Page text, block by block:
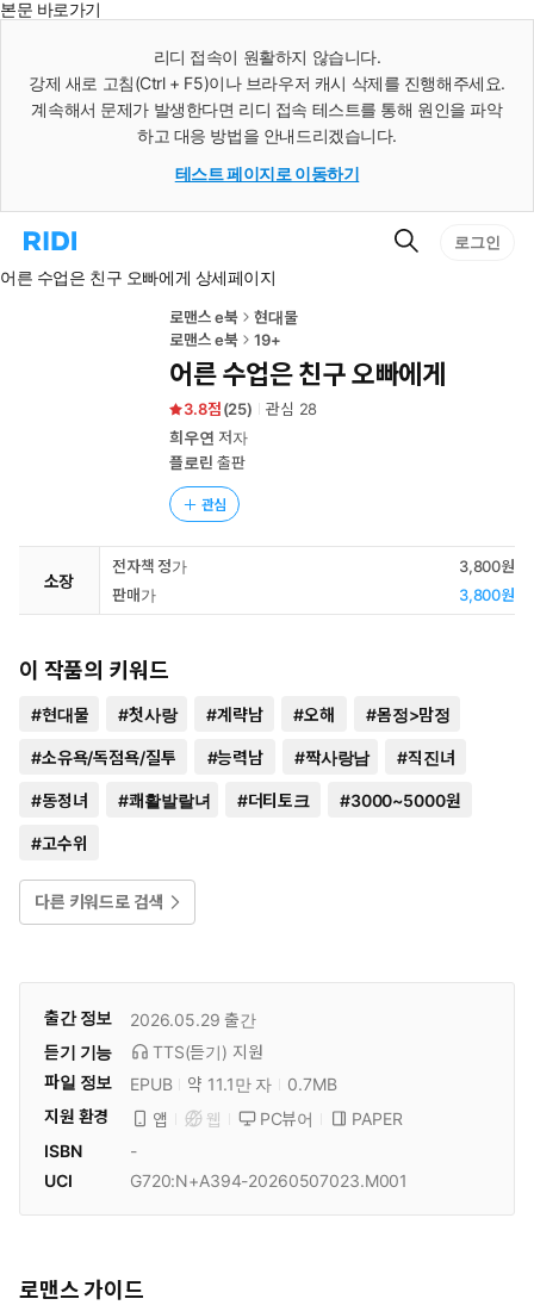
본문 바로가기
리디 접속이 원활하지 않습니다.
강제 새로 고침(Ctrl + F5)이나 브라우저 캐시 삭제를 진행해주세요.
계속해서 문제가 발생한다면 리디 접속 테스트를 통해 원인을 파악
하고 대응 방법을 안내드리겠습니다.
테스트 페이지로 이동하기
리
홈
검
로그인
어른 수업은 친구 오빠에게 상세페이지
로맨스 e북
현대물
로맨스 e북
19+
어른 수업은 친구 오빠에게
3.8 (25) 관심 28
희우연 저자
플로린 출판
관심
소장
전자책 정가
3,800원
판매가
3,800원
이 작품의 키워드
#현대물 #첫사랑 #계략남 #오해 #몸정>맘정
#소유욕/독점욕/질투 #능력남 #짝사랑남 #직진녀
#동정녀 #쾌활발랄녀 #더티토크 #3000~5000원
#고수위
다른 키워드로 검색
출간 정보 2026.05.29 출간
듣기 기능
TTS(듣기) 지원
파일 정보
EPUB 약 11.1만 자
0.7MB
지원 환경
앱 웹 PC뷰어
PAPER
ISBN
-
UCI
G720:N+A394-20260507023.M001
로맨스 가이드